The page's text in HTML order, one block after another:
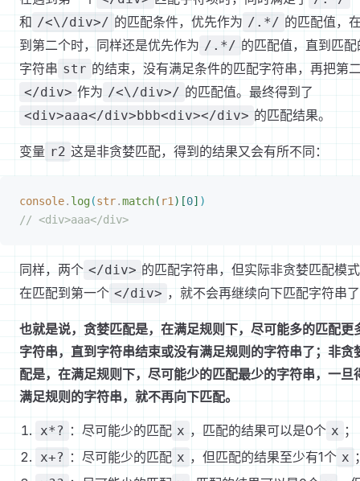
和 /<\/div>/ 的匹配条件，优先作为 /.*/ 的匹配值，
到第二个时，同样还是优先作为 /.*/ 的匹配值，直到匹配
字符串 str 的结束，没有满足条件的匹配字符串，再把第
</div> 作为 /<\/div>/ 的匹配值。最终得到了
<div>aaa</div>bbb<div></div> 的匹配结果。
变量 r2 这是非贪婪匹配，得到的结果又会有所不同：
console. log(str.match( r1 ) [0] )
// <div>aaa</div>
同样，两个 </div> 的匹配字符串，但实际非贪婪匹配模
在匹配到第一个 </div> ，就不会再继续向下匹配字符串
也就是说，贪婪匹配是，在满足规则下，尽可能多的匹配更
字符串，直到字符串结束或没有满足规则的字符串了；非贪
配是，在满足规则下，尽可能少的匹配最少的字符串，一旦
满足规则的字符串，就不再向下匹配。
x*? ：尽可能少的匹配 x ，匹配的结果可以是0个 x ；
x+? ：尽可能少的匹配 x ，但匹配的结果至少有1个 x